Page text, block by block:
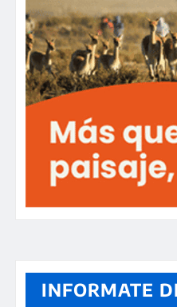
INFORMATE